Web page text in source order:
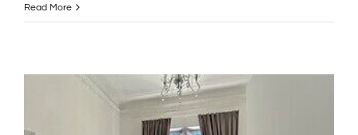
Aperitivo
Read More